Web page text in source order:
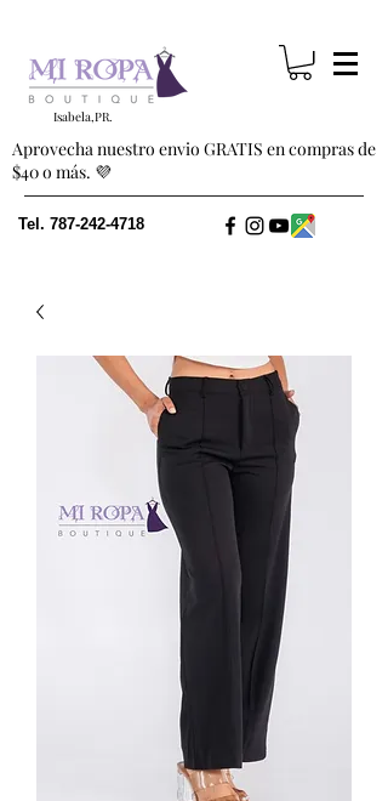
Isabela,PR.
Aprovecha nuestro envio GRATIS en compras de
$40 o más. 💜
Tel. 787-242-4718